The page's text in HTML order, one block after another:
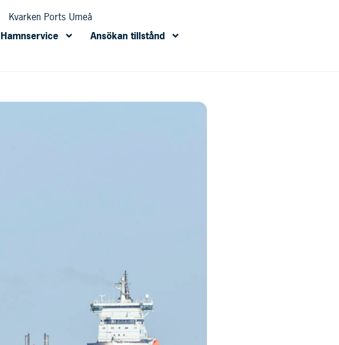
Kvarken Ports Umeå
Hamnservice
Ansökan tillstånd